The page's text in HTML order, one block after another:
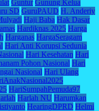
Guntur Gunung Kelua
SD GuruPAUD H. Anderiy
Haji Baba Hak Dasar
Hardiknas 2025 Harga
Harganas HargaSeragam
Hari Anti Korupsi Sedunia
Hari Kesehatan Hari
Pohon Nasional Hari
Nasional Hari Ulang
HariSumpahPemuda97
Harlah NU Harumkan
HearingDPRD Helmi